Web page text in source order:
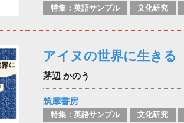
特集：英語サンプル 文化研究
アイヌの世界に生きる
茅辺 かのう
筑摩書房
特集：英語サンプル 文化研究